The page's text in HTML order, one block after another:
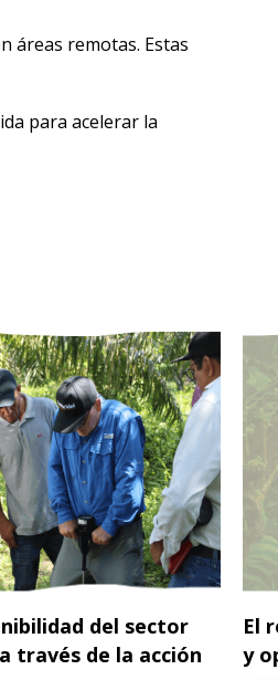
áreas remotas. Estas
para acelerar la
del sector
través de la acción
El
y